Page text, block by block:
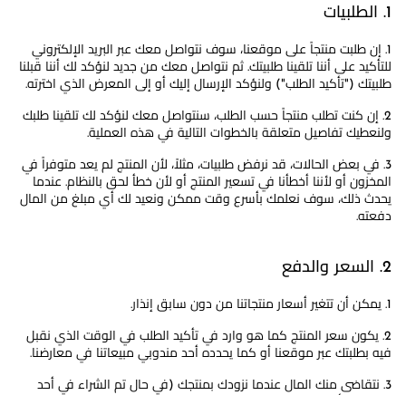
1. الطلبيات
1. إن طلبت منتجاً على موقعنا، سوف نتواصل معك عبر البريد الإلكتروني
للتأكيد على أننا تلقينا طلبيتك. ثم نتواصل معك من جديد لنؤكد لك أننا قبلنا
طلبيتك ("تأكيد الطلب") ولنؤكد الإرسال إليك أو إلى المعرض الذي اخترته.
2. إن كنت تطلب منتجاً حسب الطلب، سنتواصل معك لنؤكد لك تلقينا طلبك
ولنعطيك تفاصيل متعلقة بالخطوات التالية في هذه العملية.
3. في بعض الحالات، قد نرفض طلبيات، مثلاً، لأن المنتج لم يعد متوفراً في
المخزون أو لأننا أخطأنا في تسعير المنتج أو لأن خطأ لحق بالنظام. عندما
يحدث ذلك، سوف نعلمك بأسرع وقت ممكن ونعيد لك أي مبلغ من المال
دفعته.
2. السعر والدفع
1. يمكن أن تتغير أسعار منتجاتنا من دون سابق إنذار.
2. يكون سعر المنتج كما هو وارد في تأكيد الطلب في الوقت الذي نقبل
فيه بطلبتك عبر موقعنا أو كما يحدده أحد مندوبي مبيعاتنا في معارضنا.
3. نتقاضى منك المال عندما نزودك بمنتجك (في حال تم الشراء في أحد